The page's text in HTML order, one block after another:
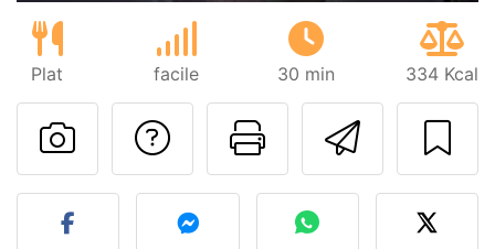
Plat facile 30 min 334 Kcal
Imprimer
Poser une
Publier votre photo de